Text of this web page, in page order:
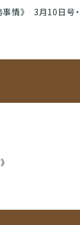
事情》 3月10日号